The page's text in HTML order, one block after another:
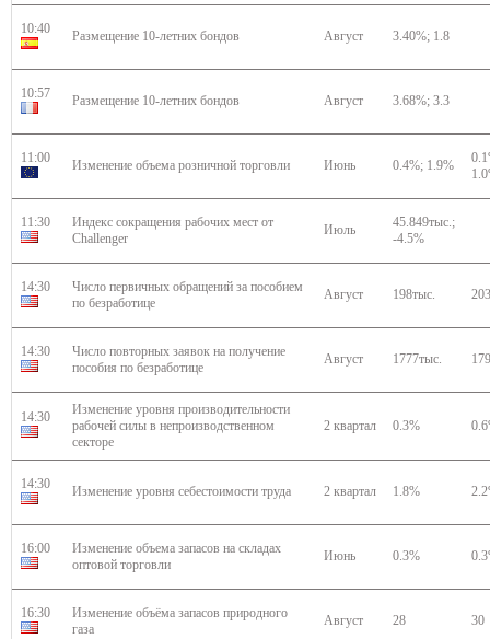
10:40 Размещение 10-летних бондов Август 3.40%; 1.8
10:57 Размещение 10-летних бондов Август 3.68%; 3.3
11:00 Изменение объема розничной торговли Июнь 0.4%; 1.9%
11:30
Индекс сокращения рабочих мест от
Challenger
Июль
45.849тыс.;
-4.5%
14:30
Число первичных обращений за пособием
по безработице
Август 198тыс.
14:30
Число повторных заявок на получение
пособия по безработице
Август 1777тыс.
14:30
Изменение уровня производительности
рабочей силы в непроизводственном
секторе
2 квартал 0.3%
14:30 Изменение уровня себестоимости труда 2 квартал 1.8%
16:00
Изменение объема запасов на складах
оптовой торговли
Июнь 0.3%
16:30
Изменение объёма запасов природного
газа
Август 28 30